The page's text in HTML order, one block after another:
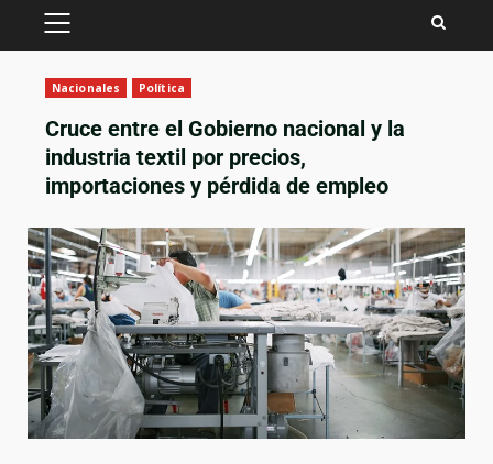
Nacionales Política
Cruce entre el Gobierno nacional y la
industria textil por precios,
importaciones y pérdida de empleo